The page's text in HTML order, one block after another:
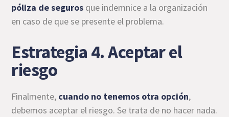
póliza de seguros que indemnice a la organización
en caso de que se presente el problema.
Estrategia 4. Aceptar el
riesgo
Finalmente, cuando no tenemos otra opción,
debemos aceptar el riesgo. Se trata de no hacer nada.